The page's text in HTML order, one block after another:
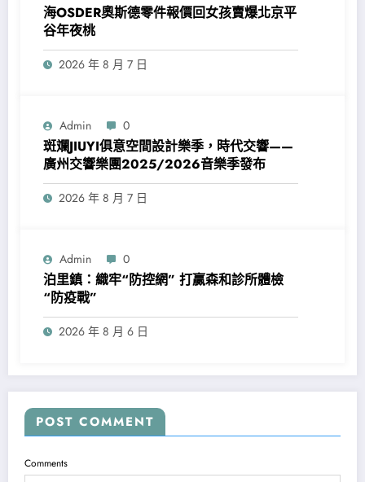
海OSDER奧斯德零件報價回女孩賣爆北京平
谷年夜桃
2026 年 8 月 7 日
Admin 0
斑斕JIUYI俱意空間設計樂季，時代交響——
廣州交響樂團2025/2026音樂季發布
2026 年 8 月 7 日
Admin 0
泊里鎮：織牢“防控網” 打贏森和診所體檢
“防疫戰”
2026 年 8 月 6 日
POST COMMENT
Comments